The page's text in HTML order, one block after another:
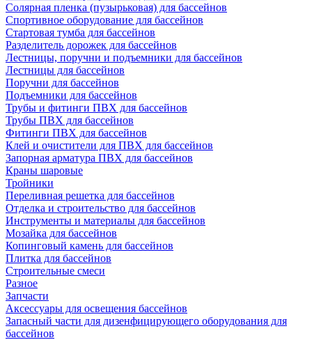
Солярная пленка (пузырьковая) для бассейнов
Спортивное оборудование для бассейнов
Стартовая тумба для бассейнов
Разделитель дорожек для бассейнов
Лестницы, поручни и подъемники для бассейнов
Лестницы для бассейнов
Поручни для бассейнов
Подъемники для бассейнов
Трубы и фитинги ПВХ для бассейнов
Трубы ПВХ для бассейнов
Фитинги ПВХ для бассейнов
Клей и очистители для ПВХ для бассейнов
Запорная арматура ПВХ для бассейнов
Краны шаровые
Тройники
Переливная решетка для бассейнов
Отделка и строительство для бассейнов
Инструменты и материалы для бассейнов
Мозайка для бассейнов
Копинговый камень для бассейнов
Плитка для бассейнов
Строительные смеси
Разное
Запчасти
Аксессуары для освещения бассейнов
Запасный части для дизенфицирующего оборудования для
бассейнов